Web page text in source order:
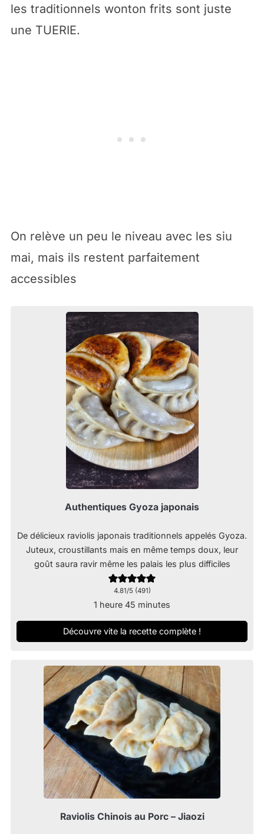
les traditionnels wonton frits sont juste
une TUERIE.
On relève un peu le niveau avec les siu
mai, mais ils restent parfaitement
accessibles
Authentiques Gyoza japonais
De délicieux raviolis japonais traditionnels appelés Gyoza.
Juteux, croustillants mais en même temps doux, leur
goût saura ravir même les palais les plus difficiles
4.81/5 (491)
1 heure
heure 45 minutes
minutes
Découvre vite la recette complète !
Raviolis Chinois au Porc – Jiaozi